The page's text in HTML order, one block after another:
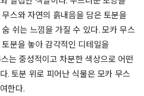
스와 자연의 흙내음을 담은 토분을
쉬는 느낌을 가질 수 있다. 모카 무스
분을 놓아 감각적인 디테일을
는 중성적이고 차분한 색상으로 어떤
. 토분 위로 피어난 식물은 모카 무스
한다.